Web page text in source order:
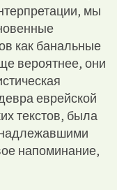
мы
как банальные
вероятнее, они
еврейской
текстов, была
напоминание,